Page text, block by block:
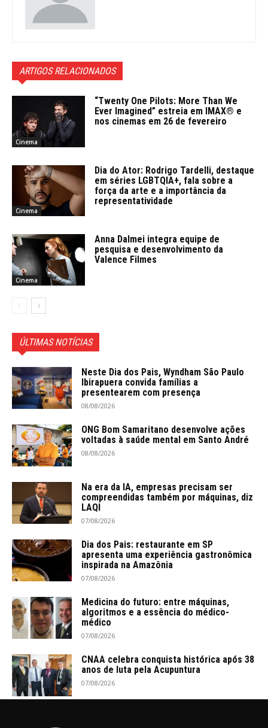
ARTIGOS RELACIONADOS
Cinema
“Twenty One Pilots: More Than We
Ever Imagined” estreia em IMAX® e
nos cinemas em 26 de fevereiro
Cinema
Dia do Ator: Rodrigo Tardelli, destaque
em séries LGBTQIA+, fala sobre a
força da arte e a importância da
representatividade
Cinema
Anna Dalmei integra equipe de
pesquisa e desenvolvimento da
Valence Filmes
ÚLTIMAS NOTÍCIAS
Neste Dia dos Pais, Wyndham São Paulo
Ibirapuera convida famílias a
presentearem com presença
08/08/2026
ONG Bom Samaritano desenvolve ações
voltadas à saúde mental em Santo André
08/08/2026
Na era da IA, empresas precisam ser
compreendidas também por máquinas, diz
LAQI
07/08/2026
Dia dos Pais: restaurante em SP
apresenta uma experiência gastronômica
inspirada na Amazônia
07/08/2026
Medicina do futuro: entre máquinas,
algoritmos e a essência do médico-
médico
07/08/2026
CNAA celebra conquista histórica após 38
anos de luta pela Acupuntura
07/08/2026